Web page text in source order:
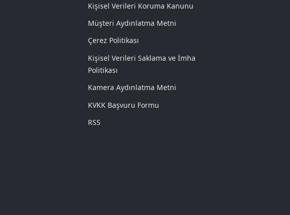
Kişisel Verileri Koruma Kanunu
Müşteri Aydınlatma Metni
Çerez Politikası
Kişisel Verileri Saklama ve İmha
Politikası
Kamera Aydınlatma Metni
KVKK Başvuru Formu
RSS